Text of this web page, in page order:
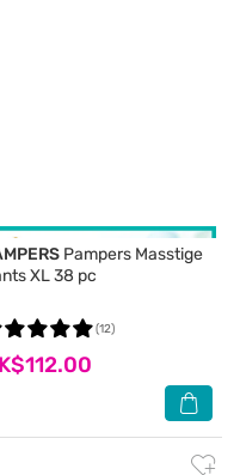
Pampers Masstige
XL 38 pc
(12)